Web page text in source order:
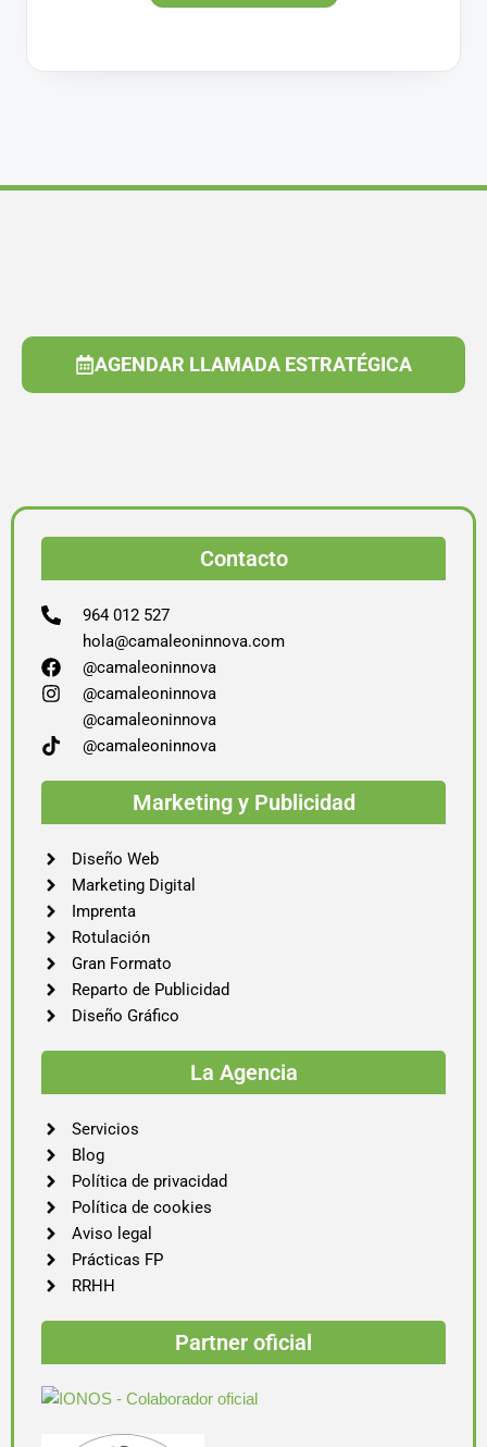
AGENDAR LLAMADA ESTRATÉGICA
Contacto
964 012 527
hola@camaleoninnova.com
@camaleoninnova
@camaleoninnova
@camaleoninnova
@camaleoninnova
Marketing y Publicidad
Diseño Web
Marketing Digital
Imprenta
Rotulación
Gran Formato
Reparto de Publicidad
Diseño Gráfico
La Agencia
Servicios
Blog
Política de privacidad
Política de cookies
Aviso legal
Prácticas FP
RRHH
Partner oficial